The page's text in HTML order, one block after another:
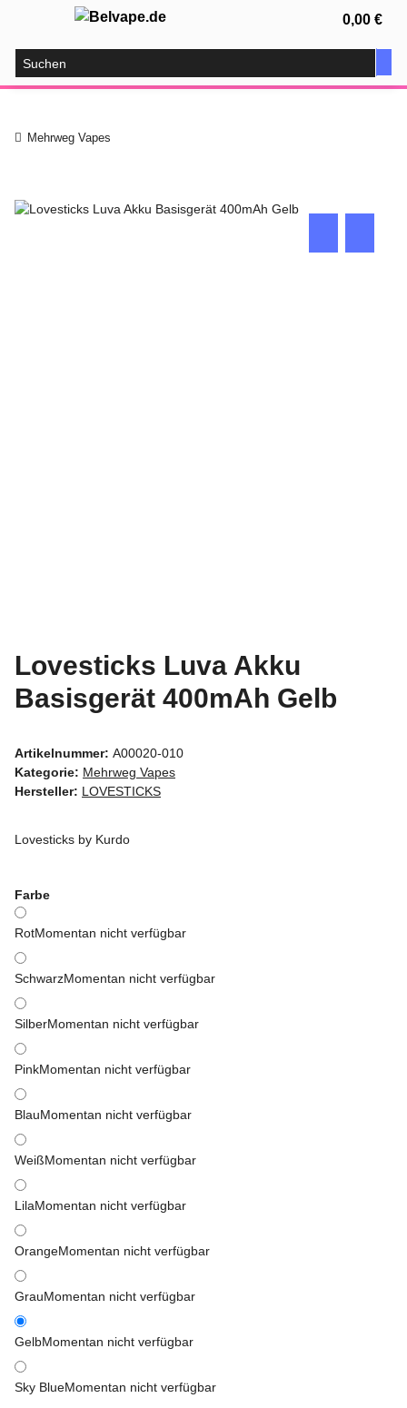
0,00 €
Mehrweg Vapes
Lovesticks Luva Akku
Basisgerät 400mAh Gelb
Artikelnummer: A00020-010
Kategorie: Mehrweg Vapes
Hersteller: LOVESTICKS
Lovesticks by Kurdo
Farbe
RotMomentan nicht verfügbar
SchwarzMomentan nicht verfügbar
SilberMomentan nicht verfügbar
PinkMomentan nicht verfügbar
BlauMomentan nicht verfügbar
WeißMomentan nicht verfügbar
LilaMomentan nicht verfügbar
OrangeMomentan nicht verfügbar
GrauMomentan nicht verfügbar
GelbMomentan nicht verfügbar
Sky BlueMomentan nicht verfügbar